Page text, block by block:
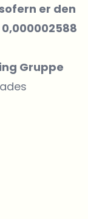
er den
Gruppe